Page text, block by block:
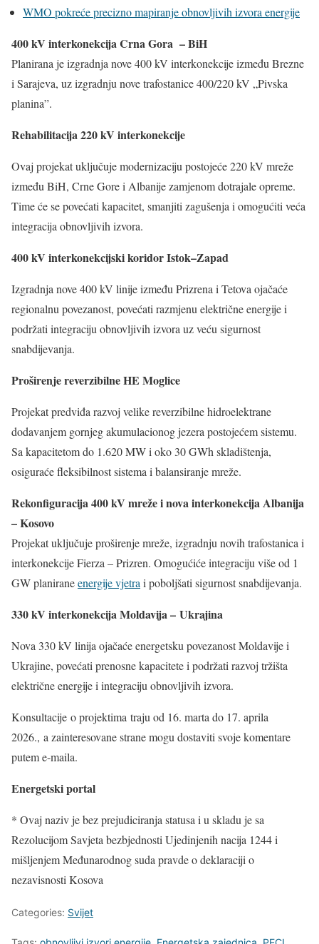
WMO pokreće precizno mapiranje obnovljivih izvora energije
400 kV interkonekcijaCrna Gora – BiH
Planirana je izgradnja nove 400 kV interkonekcije između Brezne
i Sarajeva, uz izgradnju nove trafostanice 400/220 kV „Pivska
planina”.
Rehabilitacija 220 kV interkonekcije
Ovaj projekat uključuje modernizaciju postojeće 220 kV mreže
između BiH, Crne Gore i Albanije zamjenom dotrajale opreme.
Time će se povećati kapacitet, smanjiti zagušenja i omogućiti veća
integracija obnovljivih izvora.
400 kV interkonekcijski koridor Istok–Zapad
Izgradnja nove 400 kV linije između Prizrena i Tetova ojačaće
regionalnu povezanost, povećati razmjenu električne energije i
podržati integraciju obnovljivih izvora uz veću sigurnost
snabdijevanja.
Proširenje reverzibilne HE Moglice
Projekat predviđa razvoj velike reverzibilne hidroelektrane
dodavanjem gornjeg akumulacionog jezera postojećem sistemu.
Sa kapacitetom do 1.620 MW i oko 30 GWh skladištenja,
osiguraće fleksibilnost sistema i balansiranje mreže.
Rekonfiguracija 400 kV mreže i nova interkonekcija Albanija
– Kosovo
Projekat uključuje proširenje mreže, izgradnju novih trafostanica i
interkonekcije Fierza – Prizren. Omogućiće integraciju više od 1
GW planiraneenergije vjetra i poboljšati sigurnost snabdijevanja.
330 kV interkonekcija Moldavija – Ukrajina
Nova 330 kV linija ojačaće energetsku povezanost Moldavije i
Ukrajine, povećati prenosne kapacitete i podržati razvoj tržišta
električne energije i integraciju obnovljivih izvora.
Konsultacije o projektima traju od 16. marta do 17. aprila
2026., a zainteresovane strane mogu dostaviti svoje komentare
putem e-maila.
Energetski portal
* Ovaj naziv je bez prejudiciranja statusa i u skladu je sa
Rezolucijom Savjeta bezbjednosti Ujedinjenih nacija 1244 i
mišljenjem Međunarodnog suda pravde o deklaraciji o
nezavisnosti Kosova
Categories: Svijet